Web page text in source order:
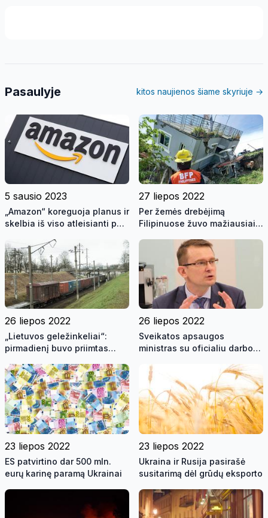
Pasaulyje kitos naujienos šiame skyriuje →
5 sausio 2023
„Amazon“ koreguoja planus ir
skelbia iš viso atleisianti per
27 liepos 2022
Per žemės drebėjimą
Filipinuose žuvo mažiausiai
26 liepos 2022
„Lietuvos geležinkeliai“:
pirmadienį buvo priimtas
per Lietuvos teritoriją į
Kaliningradą
26 liepos 2022
Sveikatos apsaugos
ministras su oficialiu darbo
23 liepos 2022
ES patvirtino dar 500 mln.
eurų karinę paramą Ukrainai
23 liepos 2022
Ukraina ir Rusija pasirašė
susitarimą dėl grūdų eksporto